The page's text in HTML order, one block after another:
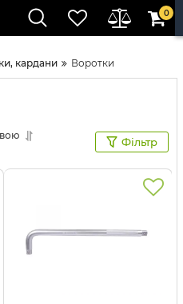
0
кардани
Воротки
Фільтр